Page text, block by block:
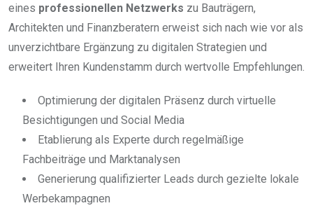
eines professionellen Netzwerks zu Bauträgern,
Architekten und Finanzberatern erweist sich nach wie vor als
unverzichtbare Ergänzung zu digitalen Strategien und
erweitert Ihren Kundenstamm durch wertvolle Empfehlungen.
Optimierung der digitalen Präsenz durch virtuelle
Besichtigungen und Social Media
Etablierung als Experte durch regelmäßige
Fachbeiträge und Marktanalysen
Generierung qualifizierter Leads durch gezielte lokale
Werbekampagnen